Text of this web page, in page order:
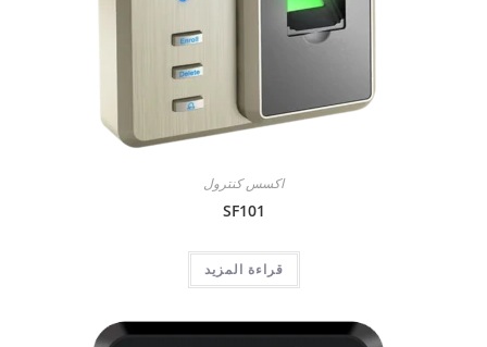
اكسس كنترول
SF101
قراءة المزيد